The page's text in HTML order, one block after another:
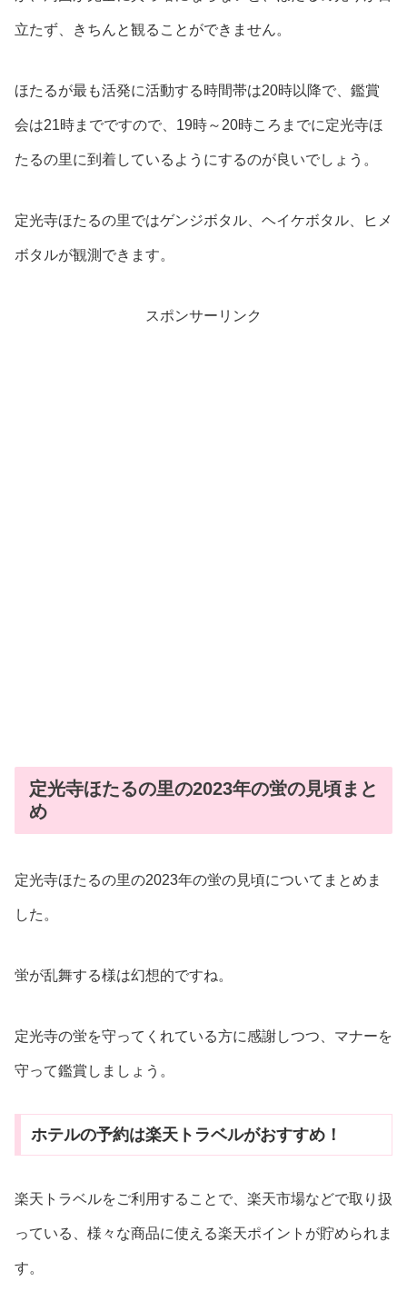
立たず、きちんと観ることができません。
ほたるが最も活発に活動する時間帯は20時以降で、鑑賞
会は21時までですので、19時～20時ころまでに定光寺ほ
たるの里に到着しているようにするのが良いでしょう。
定光寺ほたるの里ではゲンジボタル、ヘイケボタル、ヒメ
ボタルが観測できます。
スポンサーリンク
定光寺ほたるの里の2023年の蛍の見頃まと
め
定光寺ほたるの里の2023年の蛍の見頃についてまとめま
した。
蛍が乱舞する様は幻想的ですね。
定光寺の蛍を守ってくれている方に感謝しつつ、マナーを
守って鑑賞しましょう。
ホテルの予約は楽天トラベルがおすすめ！
楽天トラベルをご利用することで、楽天市場などで取り扱
っている、様々な商品に使える楽天ポイントが貯められま
す。